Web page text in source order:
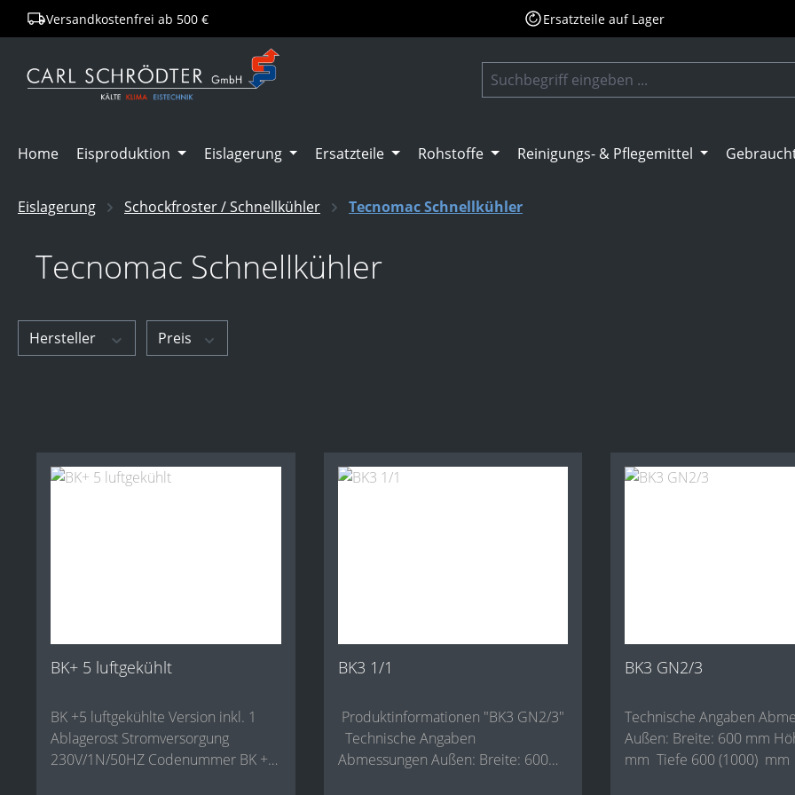
Zur Hauptnavigation springen
Versandkostenfrei ab 500 € Ersatzteile auf Lager
Home Eisproduktion Eislagerung Ersatzteile Rohstoffe Reinigungs- & Pflegemittel
Eislagerung Schockfroster / Schnellkühler Tecnomac Schnellkühler
Tecnomac Schnellkühler
Hersteller Preis
BK+ 5 luftgekühlt
BK +5 luftgekühlte Version inkl. 1
Ablagerost Stromversorgung
230V/1N/50HZ Codenummer BK +5
BK3 1/1
Produktinformationen "BK3 GN2/3"
Abmessungen Außen: Breite: 600
BK3 GN2/3
Technische Angaben Abmessungen
Außen: Breite: 600 mm Höhe: 400
mm Tiefe 600 (1000) mm